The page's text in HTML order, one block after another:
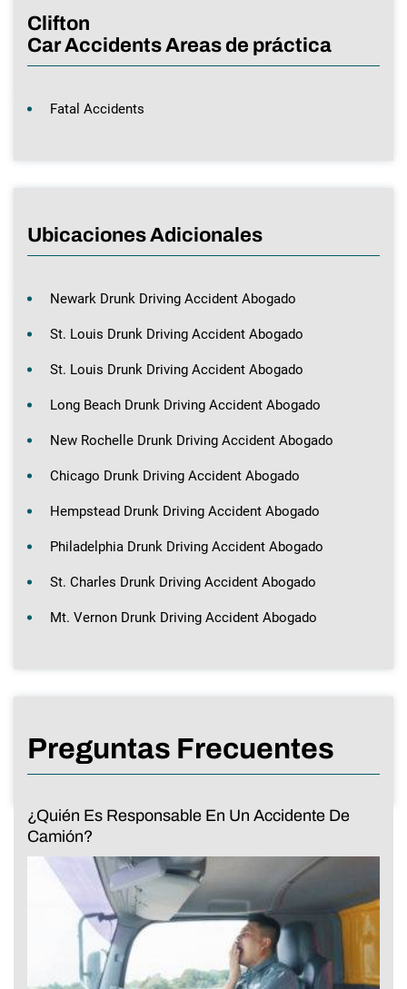
Clifton
Car Accidents Areas de práctica
Fatal Accidents
Ubicaciones Adicionales
Newark Drunk Driving Accident Abogado
St. Louis Drunk Driving Accident Abogado
St. Louis Drunk Driving Accident Abogado
Long Beach Drunk Driving Accident Abogado
New Rochelle Drunk Driving Accident Abogado
Chicago Drunk Driving Accident Abogado
Hempstead Drunk Driving Accident Abogado
Philadelphia Drunk Driving Accident Abogado
St. Charles Drunk Driving Accident Abogado
Mt. Vernon Drunk Driving Accident Abogado
Preguntas Frecuentes
¿Quién Es Responsable En Un Accidente De
Camión?